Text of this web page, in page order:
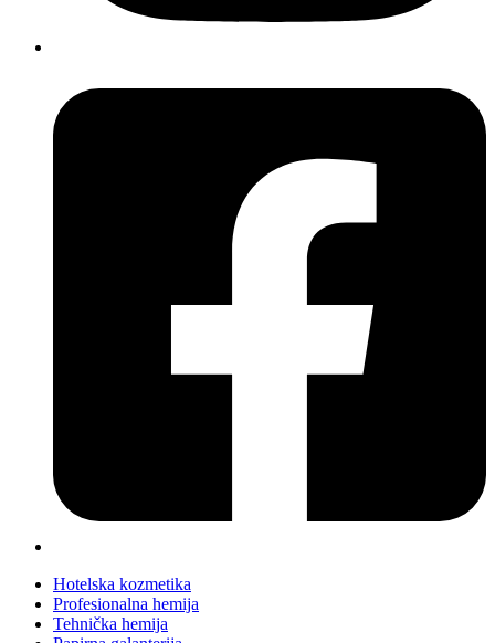
Hotelska kozmetika
Profesionalna hemija
Tehnička hemija